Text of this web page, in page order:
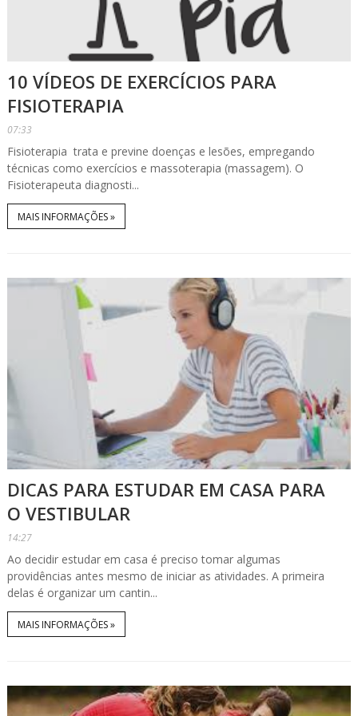
10 VÍDEOS DE EXERCÍCIOS PARA
FISIOTERAPIA
07:33
Fisioterapia trata e previne doenças e lesões, empregando
técnicas como exercícios e massoterapia (massagem). O
Fisioterapeuta diagnosti...
MAIS INFORMAÇÕES »
DICAS PARA ESTUDAR EM CASA PARA
O VESTIBULAR
14:27
Ao decidir estudar em casa é preciso tomar algumas
providências antes mesmo de iniciar as atividades. A primeira
delas é organizar um cantin...
MAIS INFORMAÇÕES »